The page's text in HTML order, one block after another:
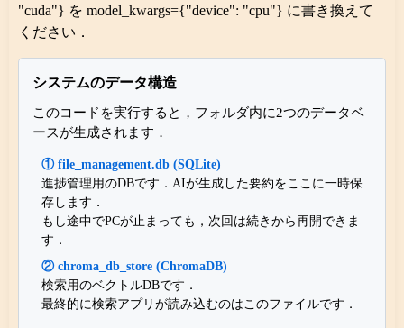
"cuda"} を model_kwargs={"device": "cpu"} に書き換えて
ください．
システムのデータ構造
このコードを実行すると，フォルダ内に2つのデータベ
ースが生成されます．
① file_management.db (SQLite)
進捗管理用のDBです．AIが生成した要約をここに一時保
存します．
もし途中でPCが止まっても，次回は続きから再開できま
す．
② chroma_db_store (ChromaDB)
検索用のベクトルDBです．
最終的に検索アプリが読み込むのはこのファイルです．